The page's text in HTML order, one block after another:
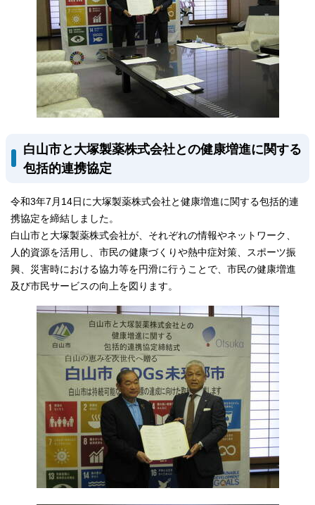
白山市と大塚製薬株式会社との健康増進に関する
包括的連携協定
令和3年7月14日に大塚製薬株式会社と健康増進に関する包括的連
携協定を締結しました。
白山市と大塚製薬株式会社が、それぞれの情報やネットワーク、
人的資源を活用し、市民の健康づくりや熱中症対策、スポーツ振
興、災害時における協力等を円滑に行うことで、市民の健康増進
及び市民サービスの向上を図ります。